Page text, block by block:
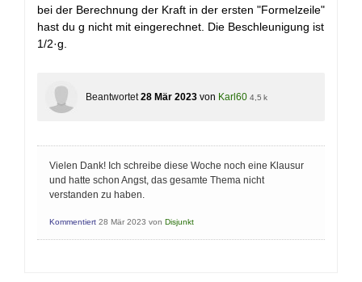
bei der Berechnung der Kraft in der ersten "Formelzeile"
hast du g nicht mit eingerechnet. Die Beschleunigung ist
1/2·g.
Beantwortet 28 Mär 2023 von Karl60 4,5 k
Vielen Dank! Ich schreibe diese Woche noch eine Klausur
und hatte schon Angst, das gesamte Thema nicht
verstanden zu haben.
Kommentiert 28 Mär 2023 von Disjunkt